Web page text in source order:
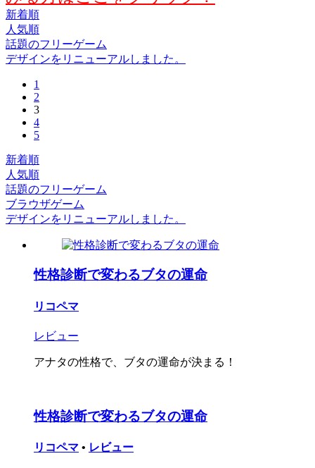
新着順
人気順
話題のフリーゲーム
デザインをリニューアルしました。
1
2
3
4
5
新着順
人気順
話題のフリーゲーム
ブラウザゲーム
デザインをリニューアルしました。
性格診断で変わるブタの運命
リコペマ
レビュー
アナタの性格で、ブタの運命が決まる！
性格診断で変わるブタの運命
リコペマ • レビュー